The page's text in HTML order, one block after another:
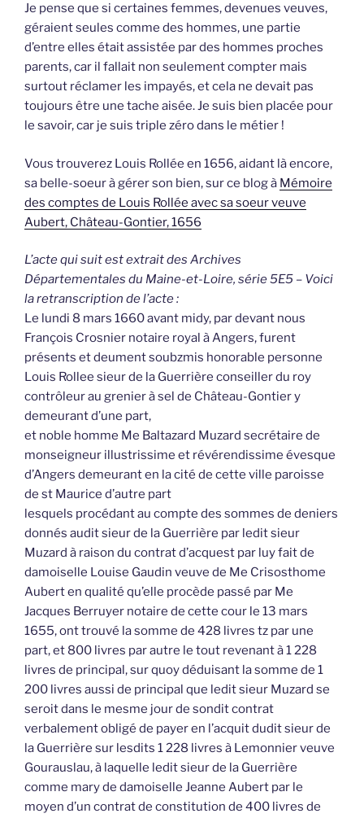
Je pense que si certaines femmes, devenues veuves,
géraient seules comme des hommes, une partie
d’entre elles était assistée par des hommes proches
parents, car il fallait non seulement compter mais
surtout réclamer les impayés, et cela ne devait pas
toujours être une tache aisée. Je suis bien placée pour
le savoir, car je suis triple zéro dans le métier !
Vous trouverez Louis Rollée en 1656, aidant là encore,
sa belle-soeur à gérer son bien, sur ce blog à Mémoire
des comptes de Louis Rollée avec sa soeur veuve
Aubert, Château-Gontier, 1656
L’acte qui suit est extrait des Archives
Départementales du Maine-et-Loire, série 5E5 – Voici
la retranscription de l’acte :
Le lundi 8 mars 1660 avant midy, par devant nous
François Crosnier notaire royal à Angers, furent
présents et deument soubzmis honorable personne
Louis Rollee sieur de la Guerrière conseiller du roy
contrôleur au grenier à sel de Château-Gontier y
demeurant d’une part,
et noble homme Me Baltazard Muzard secrétaire de
monseigneur illustrissime et révérendissime évesque
d’Angers demeurant en la cité de cette ville paroisse
de st Maurice d’autre part
lesquels procédant au compte des sommes de deniers
donnés audit sieur de la Guerrière par ledit sieur
Muzard à raison du contrat d’acquest par luy fait de
damoiselle Louise Gaudin veuve de Me Crisosthome
Aubert en qualité qu’elle procède passé par Me
Jacques Berruyer notaire de cette cour le 13 mars
1655, ont trouvé la somme de 428 livres tz par une
part, et 800 livres par autre le tout revenant à 1 228
livres de principal, sur quoy déduisant la somme de 1
200 livres aussi de principal que ledit sieur Muzard se
seroit dans le mesme jour de sondit contrat
verbalement obligé de payer en l’acquit dudit sieur de
la Guerrière sur lesdits 1 228 livres à Lemonnier veuve
Gourauslau, à laquelle ledit sieur de la Guerrière
comme mary de damoiselle Jeanne Aubert par le
moyen d’un contrat de constitution de 400 livres de